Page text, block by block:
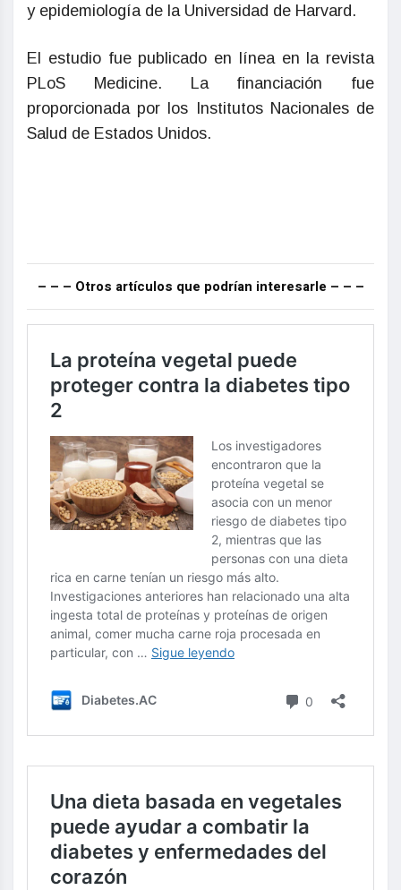
y epidemiología de la Universidad de Harvard.
El estudio fue publicado en línea en la revista
PLoS Medicine. La financiación fue
proporcionada por los Institutos Nacionales de
Salud de Estados Unidos.
– – – Otros artículos que podrían interesarle – – –